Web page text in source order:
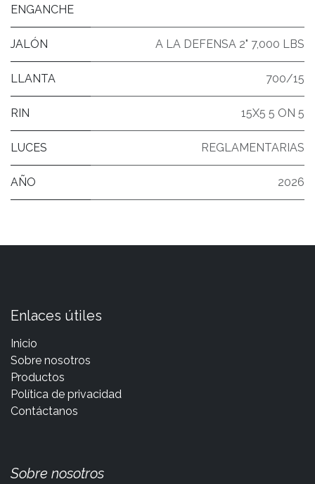
ENGANCHE
JALÓN A LA DEFENSA 2" 7,000 LBS
LLANTA 700/15
RIN 15X5 5 ON 5
LUCES REGLAMENTARIAS
AÑO 2026
Enlaces útiles
Inicio
Sobre nosotros
Productos
Política de privacidad
Contáctanos
Sobre nosotros